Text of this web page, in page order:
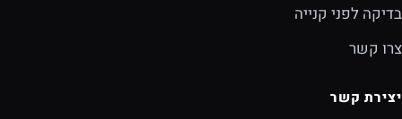
בדיקה לפני קנייה
צרו קשר
יצירת קשר